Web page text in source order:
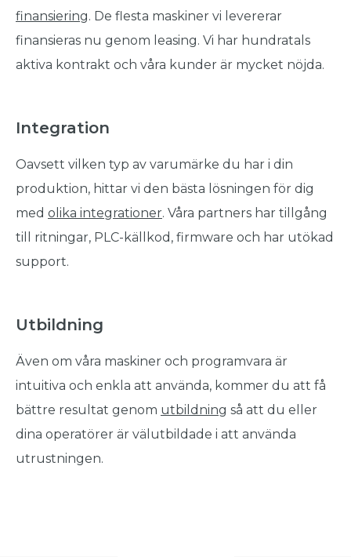
finansiering. De flesta maskiner vi levererar
finansieras nu genom leasing. Vi har hundratals
aktiva kontrakt och våra kunder är mycket nöjda.
Integration
Oavsett vilken typ av varumärke du har i din
produktion, hittar vi den bästa lösningen för dig
med olika integrationer. Våra partners har tillgång
till ritningar, PLC-källkod, firmware och har utökad
support.
Utbildning
Även om våra maskiner och programvara är
intuitiva och enkla att använda, kommer du att få
bättre resultat genom utbildning så att du eller
dina operatörer är välutbildade i att använda
utrustningen.